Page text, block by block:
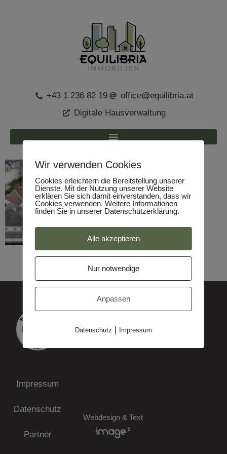
+43 1 236 82 19
office@equilibria.at
Digitale Hausverwaltung
Impressum
Datenschutz
Partner
Webdesign & Text
Wir verwenden Cookies
Cookies erleichtern die Bereitstellung unserer
Dienste. Mit der Nutzung unserer Website
erklären Sie sich damit einverstanden, dass wir
Cookies verwenden. Weitere Informationen
finden Sie in unserer Datenschutzerklärung.
Alle akzeptieren
Nur notwendige
Anpassen
Datenschutz | Impressum